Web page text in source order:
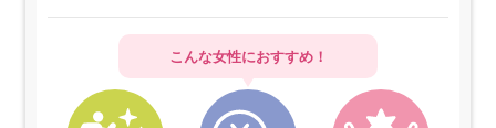
こんな女性におすすめ！